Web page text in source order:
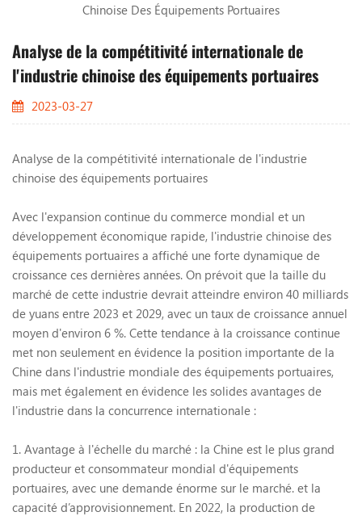
Chinoise Des Équipements Portuaires
Analyse de la compétitivité internationale de
l'industrie chinoise des équipements portuaires
2023-03-27
Analyse de la compétitivité internationale de l'industrie
chinoise des équipements portuaires
Avec l'expansion continue du commerce mondial et un
développement économique rapide, l'industrie chinoise des
équipements portuaires a affiché une forte dynamique de
croissance ces dernières années. On prévoit que la taille du
marché de cette industrie devrait atteindre environ 40 milliards
de yuans entre 2023 et 2029, avec un taux de croissance annuel
moyen d'environ 6 %. Cette tendance à la croissance continue
met non seulement en évidence la position importante de la
Chine dans l'industrie mondiale des équipements portuaires,
mais met également en évidence les solides avantages de
l'industrie dans la concurrence internationale :
1. Avantage à l'échelle du marché : la Chine est le plus grand
producteur et consommateur mondial d'équipements
portuaires, avec une demande énorme sur le marché. et la
capacité d’approvisionnement. En 2022, la production de